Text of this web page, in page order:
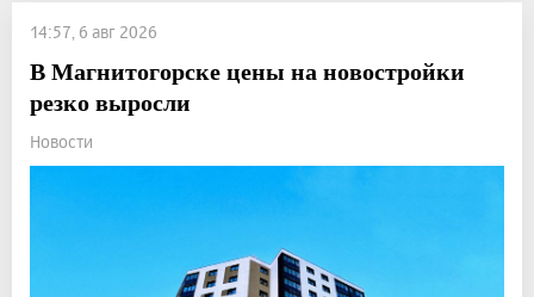
14:57, 6 авг 2026
В Магнитогорске цены на новостройки
резко выросли
Новости